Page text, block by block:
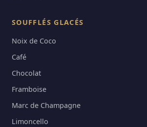
SOUFFLÉS GLACÉS
Noix de Coco
Café
Chocolat
Framboise
Marc de Champagne
Limoncello